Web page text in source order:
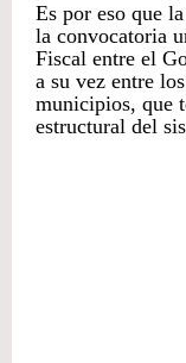
Es por eso que
la convocatoria
Fiscal entre el
a su vez entre
municipios, que
estructural del